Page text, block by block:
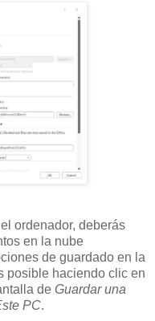
ordenador, deberás
en la nube
de guardado en la
posible haciendo clic en
de Guardar una
PC.